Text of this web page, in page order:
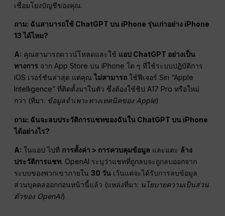
เชื่อมโยงบัญชีของคุณ.
ถาม: ฉันสามารถใช้ ChatGPT บน iPhone รุ่นเก่าอย่าง iPhone
13 ได้ไหม?
A: คุณสามารถดาวน์โหลดและใช้ แอป ChatGPT อย่างเป็น
ทางการ จาก App Store บน iPhone ใด ๆ ที่ใช้ระบบปฏิบัติการ
iOS เวอร์ชันล่าสุด แต่คุณไม่สามารถ ใช้ฟีเจอร์ Siri “Apple
Intelligence” ที่ติดตั้งมาในตัว ซึ่งต้องใช้ชิป A17 Pro หรือใหม่
กว่า (ที่มา: ข้อมูลจำเพาะทางเทคนิคของ Apple)
ถาม: ฉันจะลบประวัติการแชทของฉันใน ChatGPT บน iPhone
ได้อย่างไร?
A: ในแอป ไปที่ การตั้งค่า > การควบคุมข้อมูล และแตะ ล้าง
ประวัติการแชท. OpenAI ระบุว่าแชทที่ถูกลบจะถูกลบออกจาก
ระบบของพวกเขาภายใน30 วัน เว้นแต่จะได้รับการลบข้อมูล
ส่วนบุคคลออกก่อนหน้านี้แล้ว (แหล่งที่มา: นโยบายความเป็นส่วน
ตัวของ OpenAI)